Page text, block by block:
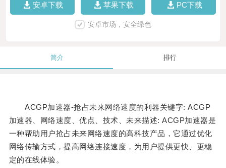
安卓下载 苹果下载 PC下载
安卓市场，安全绿色
简介 排行
ACGP加速器-抢占未来网络速度的利器关键字: ACGP
加速器、网络速度、优点、技术、未来描述: ACGP加速器是
一种帮助用户抢占未来网络速度的高科技产品，它通过优化
网络传输方式，提高网络连接速度，为用户提供更快、更稳
定的在线体验。